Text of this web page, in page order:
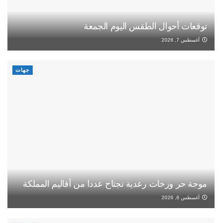
توقعات أحوال الطقس اليوم الجمعة
أغسطس 7, 2026
جهات
موجة حر وزخات رعدية تجتاح عددا من أقاليم المملكة
أغسطس 6, 2026